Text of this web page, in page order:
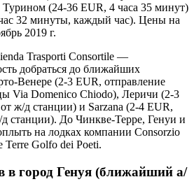
Турином (24-36 EUR, 4 часа 35 минут)
32 минуты, каждый час). Цены на
2019 г.
Trasporti Consortile —
добраться до ближайших
Венере (2-3 EUR, отправление
Via Domenico Chiodo), Леричи (2-3
ж/д станции) и Sarzana (2-4 EUR,
станции). До Чинкве-Терре, Генуи и
на лодках компании Consorzio
Golfo dei Poeti.
в город Генуя (ближайший а/